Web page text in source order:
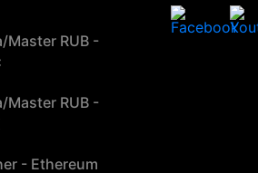
Master RUB -
Master RUB -
- Ethereum